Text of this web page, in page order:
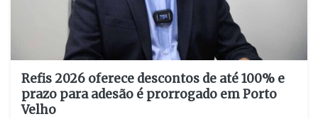
Refis 2026 oferece descontos de até 100% e
prazo para adesão é prorrogado em Porto
Velho